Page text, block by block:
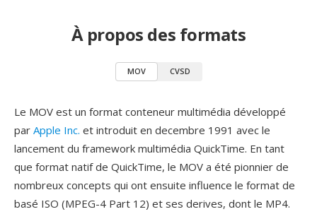
À propos des formats
MOV CVSD
Le MOV est un format conteneur multimédia développé
par Apple Inc. et introduit en decembre 1991 avec le
lancement du framework multimédia QuickTime. En tant
que format natif de QuickTime, le MOV a été pionnier de
nombreux concepts qui ont ensuite influence le format de
basé ISO (MPEG-4 Part 12) et ses derives, dont le MP4.